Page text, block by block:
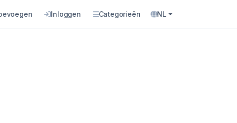
Inloggen Categorieën NL